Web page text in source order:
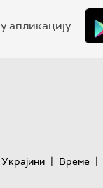
апликацију
| Време |